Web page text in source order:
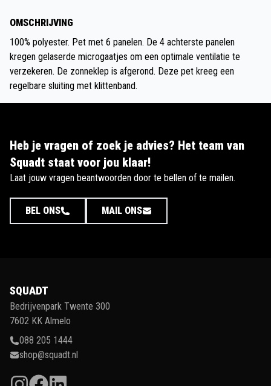
OMSCHRIJVING
100% polyester. Pet met 6 panelen. De 4 achterste panelen
kregen gelaserde microgaatjes om een optimale ventilatie te
verzekeren. De zonneklep is afgerond. Deze pet kreeg een
regelbare sluiting met klittenband.
Heb je vragen of zoek je advies? Het team van
Squadt staat voor jou klaar!
Laat jouw vragen beantwoorden door te bellen of te mailen.
BEL ONS MAIL ONS
SQUADT
Bedrijvenpark Twente 300
7602 KK Almelo
088 205 1444
shop@squadt.nl